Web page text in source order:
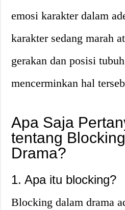
emosi karakter dalam
karakter sedang marah
gerakan dan posisi
mencerminkan hal
Apa Saja
tentang
Drama?
1. Apa itu blocking?
Blocking dalam drama